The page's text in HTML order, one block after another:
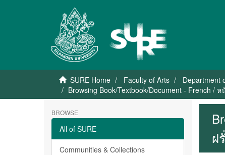
SURE Home Faculty of Arts Department
Browsing Book/Textbook/Document - French /
BROWSE
All of SURE
Communities & Collections
ฝ